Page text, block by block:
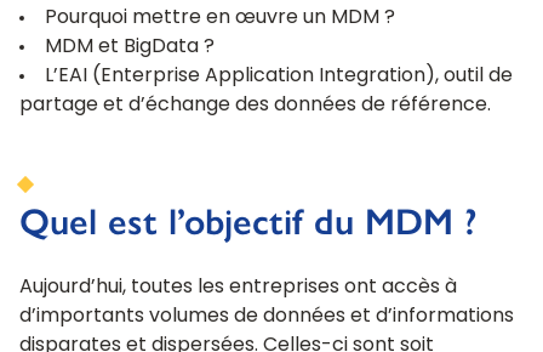
Pourquoi mettre en œuvre un MDM ?
MDM et BigData ?
L’EAI (Enterprise Application Integration), outil de
partage et d’échange des données de référence.
Quel est l’objectif du MDM ?
Aujourd’hui, toutes les entreprises ont accès à
d’importants volumes de données et d’informations
disparates et dispersées. Celles-ci sont soit